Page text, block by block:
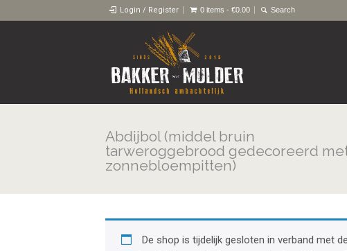
Login / Register 0 items - €0.00
Abdijbol (middel bruin
tarweroggebrood gedecoreerd
zonnebloempitten)
De shop is tijdelijk gesloten in verband met